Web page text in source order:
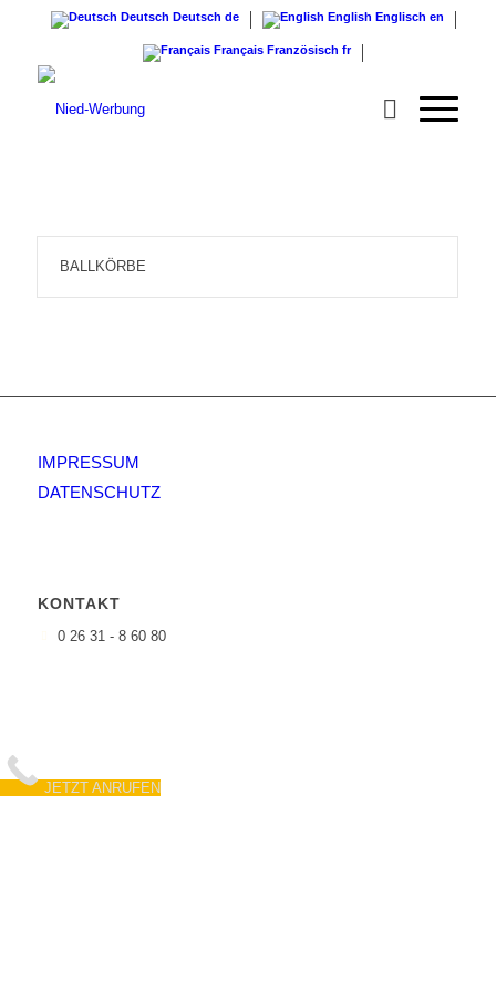
Deutsch Deutsch de English Englisch en
Français Französisch fr
BALLKÖRBE
IMPRESSUM
DATENSCHUTZ
KONTAKT
0 26 31 - 8 60 80
JETZT ANRUFEN